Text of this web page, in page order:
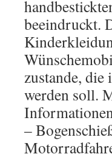
beeindruckt.
zustande, die
werden soll.
–